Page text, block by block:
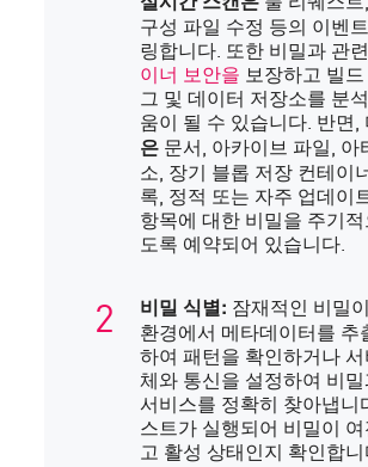
구성 파일 수정 등의 이벤
링합니다. 또한 비밀과 관
이너 보안을 보장하고 빌
그 및 데이터 저장소를 분
움이 될 수 있습니다. 반면,
은 문서, 아카이브 파일, 아
소, 장기 블롭 저장 컨테이
록, 정적 또는 자주 업데이
항목에 대한 비밀을 주기
도록 예약되어 있습니다.
비밀 식별: 잠재적인 비밀
환경에서 메타데이터를 추
하여 패턴을 확인하거나
체와 통신을 설정하여 비
서비스를 정확히 찾아냅니
스트가 실행되어 비밀이
고 활성 상태인지 확인합